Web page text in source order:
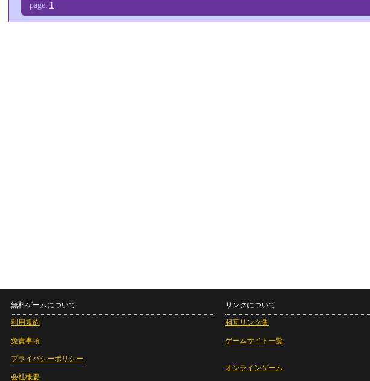
page: 1
無料ゲームについて
利用規約
免責事項
プライバシーポリシー
会社概要
リンクについて
相互リンク集
ゲームサイト一覧
オンラインゲーム